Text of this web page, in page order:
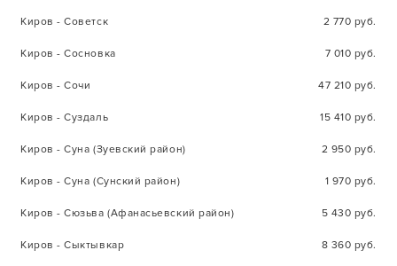
Киров - Советск 2 770 руб.
Киров - Сосновка 7 010 руб.
Киров - Сочи 47 210 руб.
Киров - Суздаль 15 410 руб.
Киров - Суна (Зуевский район) 2 950 руб.
Киров - Суна (Сунский район) 1 970 руб.
Киров - Сюзьва (Афанасьевский район) 5 430 руб.
Киров - Сыктывкар 8 360 руб.